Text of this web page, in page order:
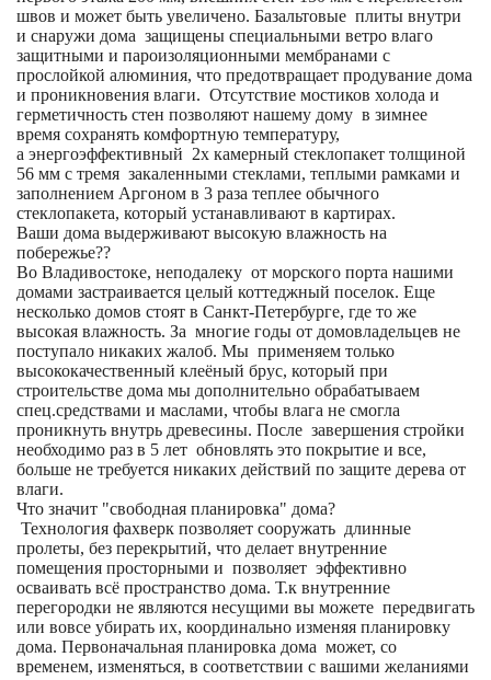
швов и может быть увеличено. Базальтовые плиты внутри
и снаружи дома защищены специальными ветро влаго
защитными и пароизоляционными мембранами с
прослойкой алюминия, что предотвращает продувание дома
и проникновения влаги. Отсутствие мостиков холода и
герметичность стен позволяют нашему дому в зимнее
время сохранять комфортную температуру,
а энергоэффективный 2х камерный стеклопакет толщиной
56 мм с тремя закаленными стеклами, теплыми рамками и
заполнением Аргоном в 3 раза теплее обычного
стеклопакета, который устанавливают в картирах.
Ваши дома выдерживают высокую влажность на
побережье??
Во Владивостоке, неподалеку от морского порта нашими
домами застраивается целый коттеджный поселок. Еще
несколько домов стоят в Санкт-Петербурге, где то же
высокая влажность. За многие годы от домовладельцев не
поступало никаких жалоб. Мы применяем только
высококачественный клеёный брус, который при
строительстве дома мы дополнительно обрабатываем
спец.средствами и маслами, чтобы влага не смогла
проникнуть внутрь древесины. После завершения стройки
необходимо раз в 5 лет обновлять это покрытие и все,
больше не требуется никаких действий по защите дерева от
влаги.
Что значит "свободная планировка" дома?
Технология фахверк позволяет сооружать длинные
пролеты, без перекрытий, что делает внутренние
помещения просторными и позволяет эффективно
осваивать всё пространство дома. Т.к внутренние
перегородки не являются несущими вы можете передвигать
или вовсе убирать их, координально изменяя планировку
дома. Первоначальная планировка дома может, со
временем, изменяться, в соответствии с вашими желаниями